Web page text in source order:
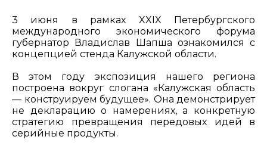
3 июня в рамках XXIX Петербургского
международного экономического форума
губернатор Владислав Шапша ознакомился с
концепцией стенда Калужской области.
В этом году экспозиция нашего региона
построена вокруг слогана «Калужская область
— конструируем будущее». Она демонстрирует
не декларацию о намерениях, а конкретную
стратегию превращения передовых идей в
серийные продукты.